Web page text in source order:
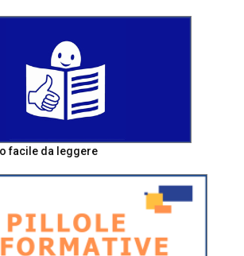
facile da leggere